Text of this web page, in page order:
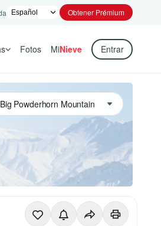
Obtener Prémium
Fotos MiNieve Entrar